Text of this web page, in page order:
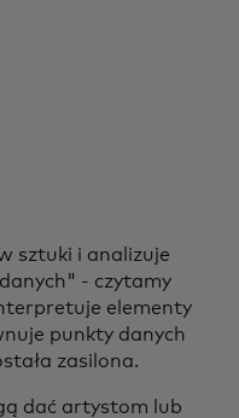
sztuki i analizuje
- czytamy
elementy
punkty danych
zasilona.
dać artystom lub